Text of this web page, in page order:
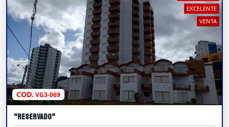
COD.VG3-069
EXCELENTE
VENTA
"RESERVADO"